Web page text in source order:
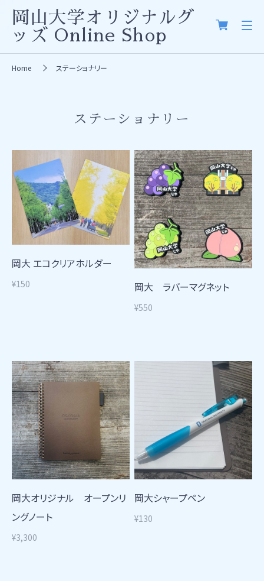
岡山大学オリジナルグ
ッズ Online Shop
Home ステーショナリー
ステーショナリー
岡大 エコクリアホルダー
¥150 岡大 ラバーマグネット
¥550
岡大オリジナル オープンリ
ングノート
¥3,300
岡大シャープペン
¥130